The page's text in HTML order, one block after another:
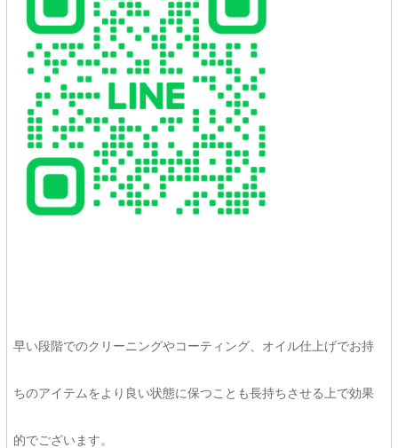
早い段階でのクリーニングやコーティング、オイル仕上げでお持
ちのアイテムをより良い状態に保つことも長持ちさせる上で効果
的でございます。